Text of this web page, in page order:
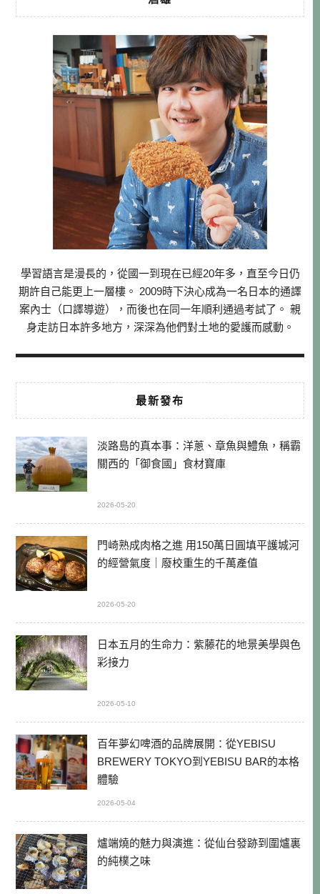
學習語言是漫長的，從國一到現在已經20年多，直至今日仍
期許自己能更上一層樓。 2009時下決心成為一名日本的通譯
案內士（口譯導遊），而後也在同一年順利通過考試了。 親
身走訪日本許多地方，深深為他們對土地的愛護而感動。
最新發布
淡路島的真本事：洋蔥、章魚與鱧魚，稱霸
關西的「御食國」食材寶庫
2026-05-20
門崎熟成肉格之進 用150萬日圓填平護城河
的經營氣度｜廢校重生的千萬產值
2026-05-20
日本五月的生命力：紫藤花的地景美學與色
彩接力
2026-05-10
百年夢幻啤酒的品牌展開：從YEBISU
BREWERY TOKYO到YEBISU BAR的本格
體驗
2026-05-04
爐端燒的魅力與演進：從仙台發跡到圍爐裏
的純樸之味